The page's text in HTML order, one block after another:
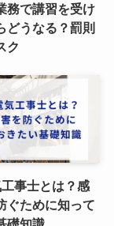
務で講習を受け
どうなる？罰則
ク
事士とは？感
ぐために知って